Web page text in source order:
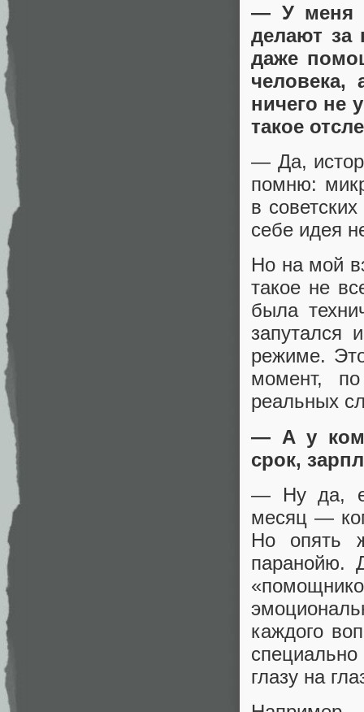
— У меня
делают за
даже
ничего не
такое
— Да,
помню:
в
себе идея
Но на мой
такое не
была
запутался
режиме.
момент,
реальных
— А у
срок,
— Ну да,
месяц —
Но опять
паранойю.
каждого
глазу на